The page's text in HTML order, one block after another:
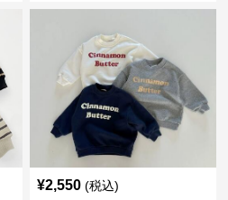
¥2,550 (税込)